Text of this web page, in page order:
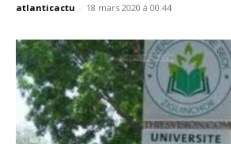
atlanticactu - 18 mars 2020 à 00:44